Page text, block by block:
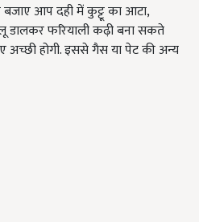
आप दही में कुट्टू का आटा,
फरियाली कढ़ी बना सकते
अच्छी होगी. इससे गैस या पेट की अन्य